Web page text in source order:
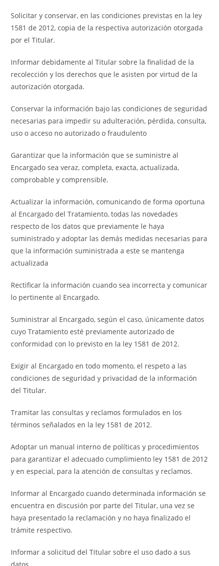
Solicitar y conservar, en las condiciones previstas en la ley
1581 de 2012, copia de la respectiva autorización otorgada
por el Titular.
Informar debidamente al Titular sobre la finalidad de la
recolección y los derechos que le asisten por virtud de la
autorización otorgada.
Conservar la información bajo las condiciones de seguridad
necesarias para impedir su adulteración, pérdida, consulta,
uso o acceso no autorizado o fraudulento
Garantizar que la información que se suministre al
Encargado sea veraz, completa, exacta, actualizada,
comprobable y comprensible.
Actualizar la información, comunicando de forma oportuna
al Encargado del Tratamiento, todas las novedades
respecto de los datos que previamente le haya
suministrado y adoptar las demás medidas necesarias para
que la información suministrada a este se mantenga
actualizada
Rectificar la información cuando sea incorrecta y comunicar
lo pertinente al Encargado.
Suministrar al Encargado, según el caso, únicamente datos
cuyo Tratamiento esté previamente autorizado de
conformidad con lo previsto en la ley 1581 de 2012.
Exigir al Encargado en todo momento, el respeto a las
condiciones de seguridad y privacidad de la información
del Titular.
Tramitar las consultas y reclamos formulados en los
términos señalados en la ley 1581 de 2012.
Adoptar un manual interno de políticas y procedimientos
para garantizar el adecuado cumplimiento ley 1581 de 2012
y en especial, para la atención de consultas y reclamos.
Informar al Encargado cuando determinada información se
encuentra en discusión por parte del Titular, una vez se
haya presentado la reclamación y no haya finalizado el
trámite respectivo.
Informar a solicitud del Titular sobre el uso dado a sus
datos.